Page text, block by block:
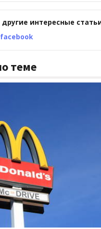
другие интересные
теме